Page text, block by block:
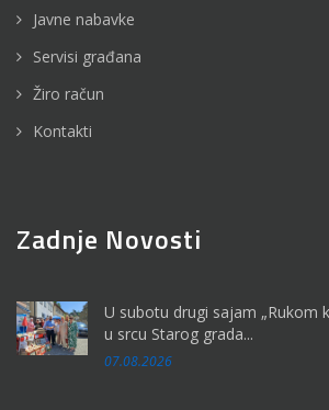
Javne nabavke
Servisi građana
Žiro račun
Kontakti
Zadnje Novosti
U subotu drugi sajam „Rukom
u srcu Starog grada...
07.08.2026